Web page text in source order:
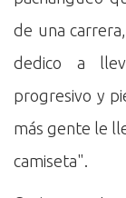
de una
dedico a
progresivo y
más gente le
camiseta".